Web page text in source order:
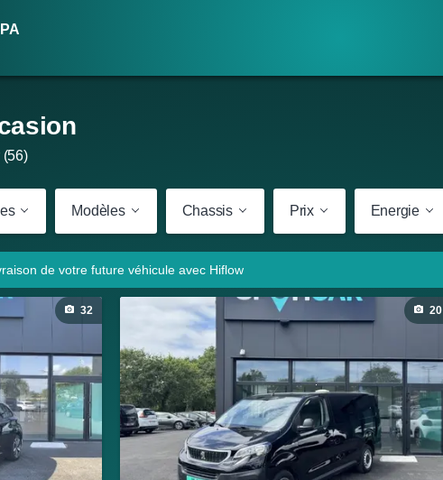
Modèles Chassis Prix Energie
de votre future véhicule avec Hiflow
32 20